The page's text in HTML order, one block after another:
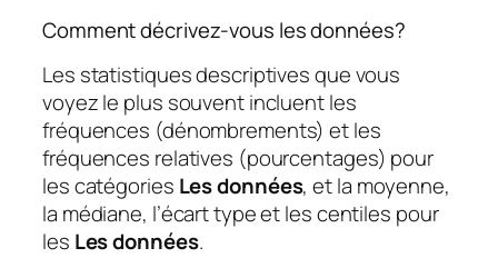
Comment décrivez-vous les données?
Les statistiques descriptives que vous
voyez le plus souvent incluent les
fréquences (dénombrements) et les
fréquences relatives (pourcentages) pour
les catégories Les données, et la moyenne,
la médiane, l’écart type et les centiles pour
les Les données.